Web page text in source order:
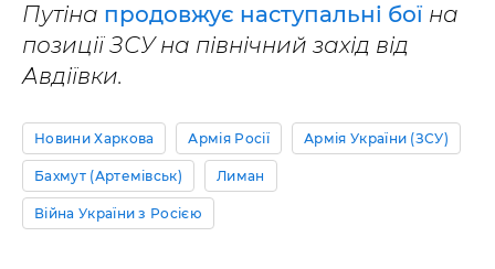
Путіна продовжує наступальні бої на
позиції ЗСУ на північний захід від
Авдіївки.
Новини Харкова Армія Росії Армія України (ЗСУ)
Бахмут (Артемівськ) Лиман
Війна України з Росією